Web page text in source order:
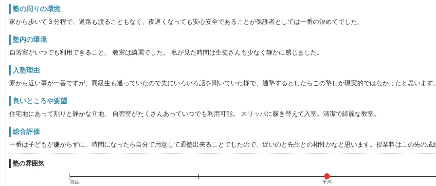
塾の周りの環境
家から歩いて３分程で、道路も渡ることもなく、夜遅くなっても安心安全であることが保護者としては一番の決めてでした。
塾内の環境
自習室がいつでも利用できること。 教室は綺麗でした。 私が見た時間は生徒さんも少なく静かに感じました。
入塾理由
家から近い事が一番ですが、同級生も通っていたので先にいろいろ話を聞いていた様で、通塾するとしたらこの塾しか現実的ではなかったと思います
良いところや要望
住宅地にあって割りと静かな立地。 自習室がたくさんあっていつでも利用可能。 スリッパに履き替えて入室。清潔で綺麗な教室。
総合評価
一番は子どもが嫌がらずに、時間になったら自分で用意して通塾出来ることでしたので、近いのと先生との相性かなと思います。授業料はこの先の
塾の雰囲気
自由 平均